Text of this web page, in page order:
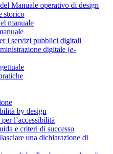
Manuale operativo di design
storico
manuale
i servizi pubblici digitali
digitale (e-
by design
l’accessibilità
e criteri di successo
una dichiarazione di